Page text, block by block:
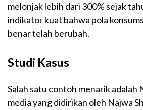
melonjak lebih dari 300% sejak
indikator kuat bahwa pola
benar telah berubah.
Studi Kasus
Salah satu contoh menarik adalah
media yang didirikan oleh Najwa